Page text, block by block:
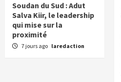
Soudan du Sud : Adut
Salva Kiir, le leadership
qui mise sur la
proximité
7 jours ago laredaction